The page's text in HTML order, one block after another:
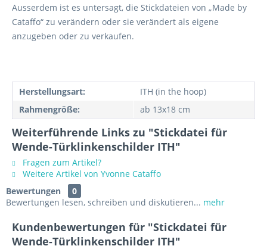
Ausserdem ist es untersagt, die Stickdateien von „Made by
Cataffo“ zu verändern oder sie verändert als eigene
anzugeben oder zu verkaufen.
Herstellungsart:
ITH (in the hoop)
Rahmengröße:
ab 13x18 cm
Weiterführende Links zu "Stickdatei für
Wende-Türklinkenschilder ITH"
Fragen zum Artikel?
Weitere Artikel von Yvonne Cataffo
Bewertungen
0
Bewertungen lesen, schreiben und diskutieren... mehr
Kundenbewertungen für "Stickdatei für
Wende-Türklinkenschilder ITH"